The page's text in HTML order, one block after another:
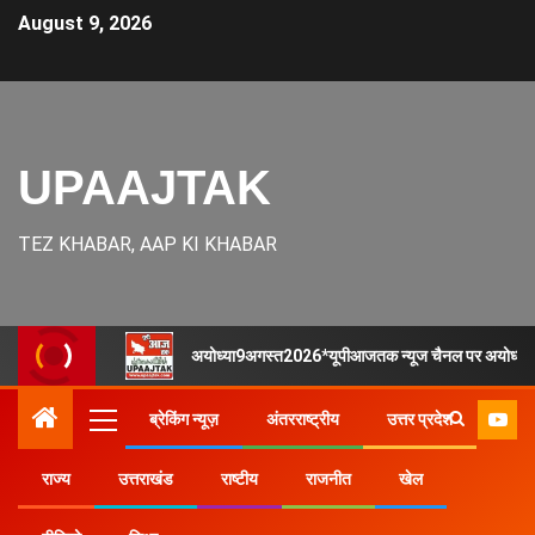
August 9, 2026
UPAAJTAK
TEZ KHABAR, AAP KI KHABAR
अयोध्या9अगस्त2026*यूपीआजतक न्यूज चैनल पर अयोध्या
ब्रेकिंग न्यूज़ अंतरराष्ट्रीय उत्तर प्रदेश
राज्य उत्तराखंड राष्टीय राजनीत खेल